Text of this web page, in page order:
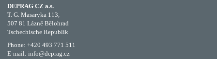
DEPRAG CZ a.s.
T. G. Masaryka 113,
507 81 Lázně Bělohrad
Tschechische Republik
Phone: +420 493 771 511
E-mail: info@deprag.cz